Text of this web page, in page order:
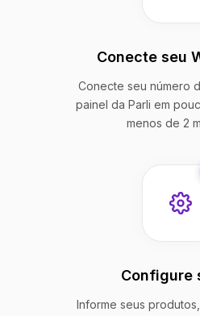
Conecte seu
Conecte seu número
painel da Parli em
menos de 2
Configure
Informe seus